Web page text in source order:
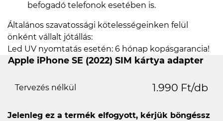
befogadó telefonok esetében is.
Általános szavatossági kötelességeinken felül
önként vállalt jótállás:
Led UV nyomtatás esetén: 6 hónap kopásgarancia!
Apple iPhone SE (2022) SIM kártya adapter
Tervezés nélkül 1.990 Ft/db
Jelenleg ez a termék elfogyott, kérjük böngéssz